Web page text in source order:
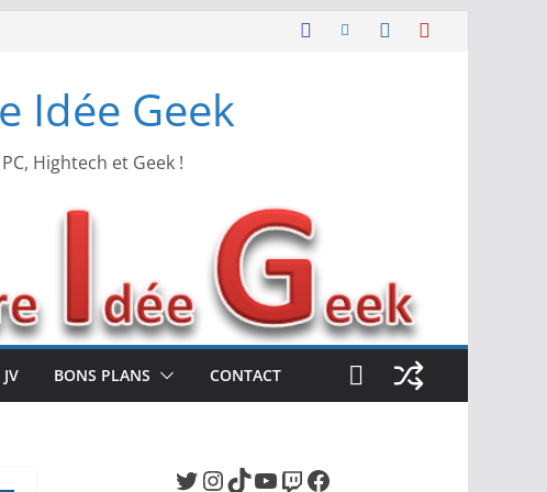
Idée Geek
Hightech et Geek !
BONS PLANS CONTACT
Twitter InstagramTikTok YouTube Twitch Facebook